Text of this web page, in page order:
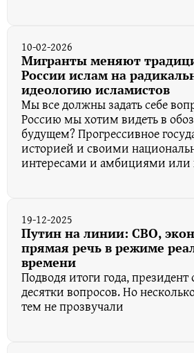
10-02-2026
Мигранты меняют
России ислам на
идеологию исламистов
Мы все должны задать себе
Россию мы хотим видеть в
будущем? Прогрессивное
историей и своими
интересами и амбициями или
19-12-2025
Путин на линии: СВО,
прямая речь в режиме
времени
Подводя итоги года, президент
десятки вопросов. Но
тем не прозвучали